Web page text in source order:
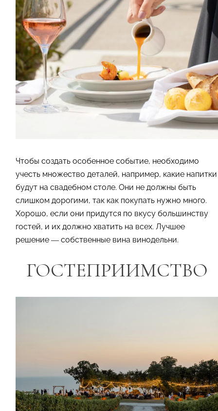
Чтобы создать особенное событие, необходимо
учесть множество деталей, например, какие напитки
будут на свадебном столе. Они не должны быть
слишком дорогими, так как покупать нужно много.
Хорошо, если они придутся по вкусу большинству
гостей, и их должно хватить на всех. Лучшее
решение — собственные вина винодельни.
ГОСТЕПРИИМСТВО